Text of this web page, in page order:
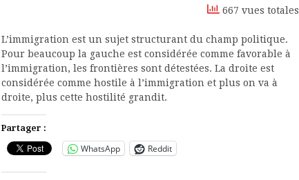
667 vues totales
L’immigration est un sujet structurant du champ politique.
Pour beaucoup la gauche est considérée comme favorable à
l’immigration, les frontières sont détestées. La droite est
considérée comme hostile à l’immigration et plus on va à
droite, plus cette hostilité grandit.
Partager :
WhatsApp Reddit